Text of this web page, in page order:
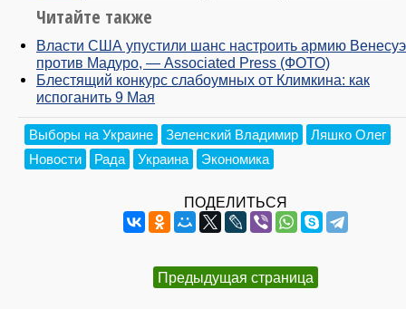
Читайте также
Власти США упустили шанс настроить армию
против Мадуро, — Associated Press (ФОТО)
Блестящий конкурс слабоумных от Климкина: как
испоганить 9 Мая
Выборы на Украине Зеленский Владимир
Ляшко Олег
Новости
Рада Украина Экономика
ПОДЕЛИТЬСЯ
Предыдущая страница